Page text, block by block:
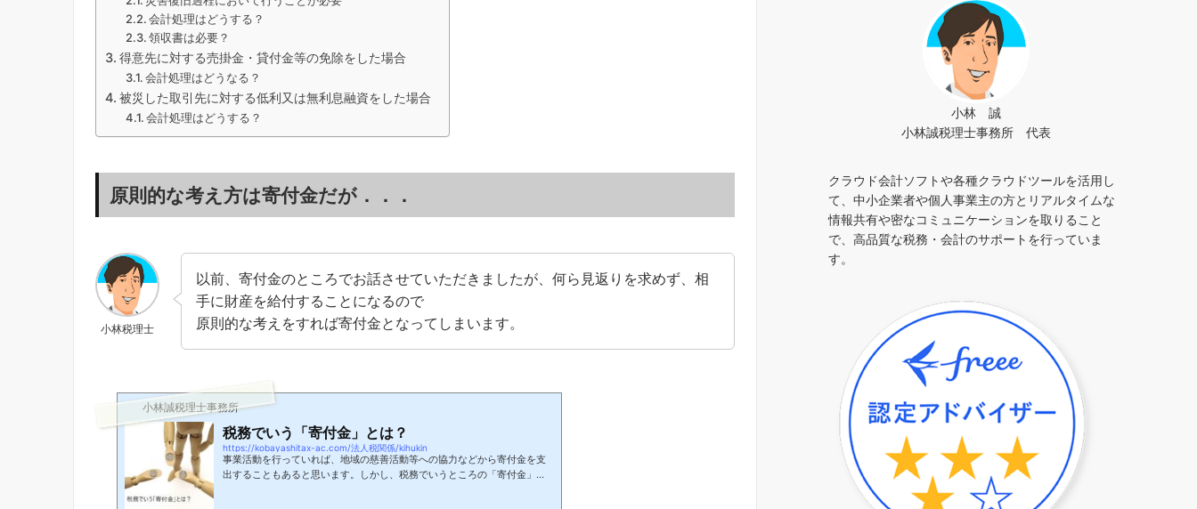
会計処理はどうする？
領収書は必要？
得意先に対する売掛金・貸付金等の免除をした場合
会計処理はどうなる？
被災した取引先に対する低利又は無利息融資をした場合
会計処理はどうする？
原則的な考え方は寄付金だが．．．
小林税理士
以前、寄付金のところでお話させていただきましたが、何ら見返りを求めず、相
手に財産を給付することになるので
原則的な考えをすれば寄付金となってしまいます。
小林誠税理士事務所
税務でいう「寄付金」とは？
https://kobayashitax-ac.com/法人税関係/kihukin
事業活動を行っていれば、地域の慈善活動等への協力などから寄付金を支
出することもあると思います。しかし、税務でいうところの「寄付金」
小林 誠
小林誠税理士事務所 代表
クラウド会計ソフトや各種クラウドツールを活用し
て、中小企業者や個人事業主の方とリアルタイムな
情報共有や密なコミュニケーションを取りること
で、高品質な税務・会計のサポートを行っていま
す。